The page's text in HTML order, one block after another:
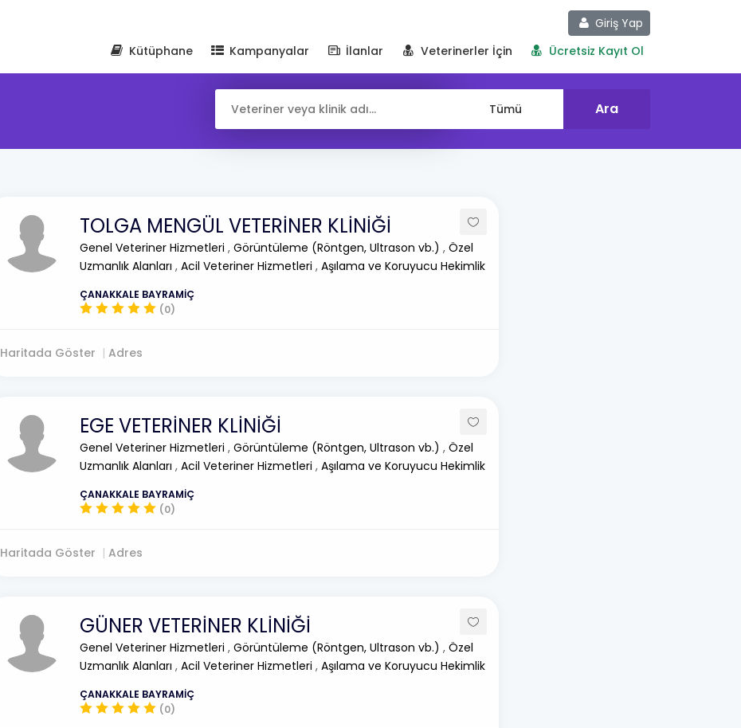
Giriş Yap
Kütüphane
Kampanyalar İlanlar Veterinerler İçin Ücretsiz Kayıt Ol
TOLGA MENGÜL VETERİNER KLİNİĞİ
Genel Veteriner Hizmetleri , Görüntüleme (Röntgen, Ultrason vb.) , Özel
Uzmanlık Alanları , Acil Veteriner Hizmetleri , Aşılama ve Koruyucu Hekimlik
ÇANAKKALE BAYRAMİÇ
(0)
Haritada Göster Adres
EGE VETERİNER KLİNİĞİ
Genel Veteriner Hizmetleri , Görüntüleme (Röntgen, Ultrason vb.) , Özel
Uzmanlık Alanları , Acil Veteriner Hizmetleri , Aşılama ve Koruyucu Hekimlik
ÇANAKKALE BAYRAMİÇ
(0)
Haritada Göster Adres
GÜNER VETERİNER KLİNİĞİ
Genel Veteriner Hizmetleri , Görüntüleme (Röntgen, Ultrason vb.) , Özel
Uzmanlık Alanları , Acil Veteriner Hizmetleri , Aşılama ve Koruyucu Hekimlik
ÇANAKKALE BAYRAMİÇ
(0)